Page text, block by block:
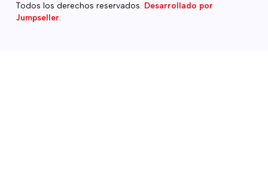
Todos los derechos reservados. Desarrollado por
Jumpseller